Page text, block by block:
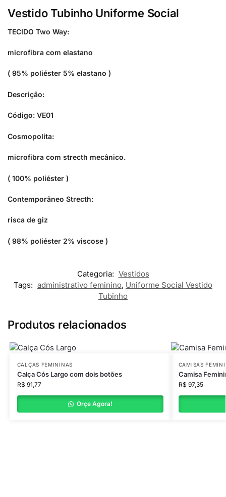
Vestido Tubinho Uniforme Social
TECIDO Two Way:
microfibra com elastano
( 95% poliéster 5% elastano )
Descrição:
Código: VE01
Cosmopolita:
microfibra com strecth mecânico.
( 100% poliéster )
Contemporâneo Strecth:
risca de giz
( 98% poliéster 2% viscose )
Categoria: Vestidos
Tags: administrativo feminino, Uniforme Social Vestido
Tubinho
Produtos relacionados
CALÇAS FEMININAS
Calça Cós Largo com dois botões
R$ 91,77
Orçe Agora!
CAMISAS
Camisa
R$ 97,35